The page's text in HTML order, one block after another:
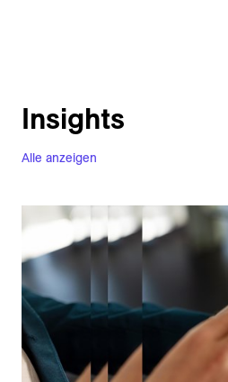
Alle anzeigen
Insights